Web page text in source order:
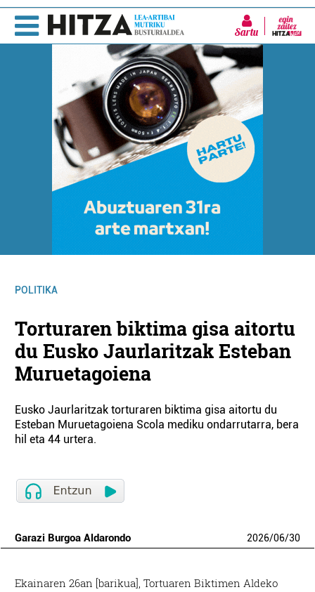
Sartu
POLITIKA
Torturaren biktima gisa aitortu
du Eusko Jaurlaritzak Esteban
Muruetagoiena
Eusko Jaurlaritzak torturaren biktima gisa aitortu du
Esteban Muruetagoiena Scola mediku ondarrutarra, bera
hil eta 44 urtera.
Garazi Burgoa Aldarondo 2026/06/30
Ekainaren 26an [barikua], Tortuaren Biktimen Aldeko